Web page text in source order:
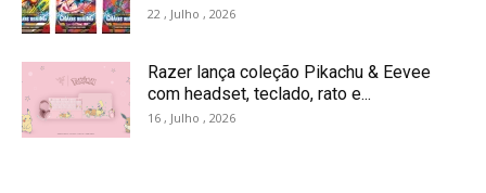
22 , Julho , 2026
Razer lança coleção Pikachu & Eevee
com headset, teclado, rato e...
16 , Julho , 2026